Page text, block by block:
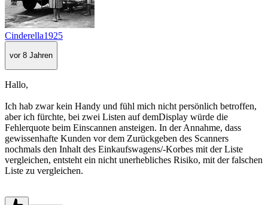
Cinderella1925
vor 8 Jahren
Hallo,
Ich hab zwar kein Handy und fühl mich nicht persönlich betroffen,
aber ich fürchte, bei zwei Listen auf demDisplay würde die
Fehlerquote beim Einscannen ansteigen. In der Annahme, dass
gewissenhafte Kunden vor dem Zurückgeben des Scanners
nochmals den Inhalt des Einkaufswagens/-Korbes mit der Liste
vergleichen, entsteht ein nicht unerhebliches Risiko, mit der falschen
Liste zu vergleichen.